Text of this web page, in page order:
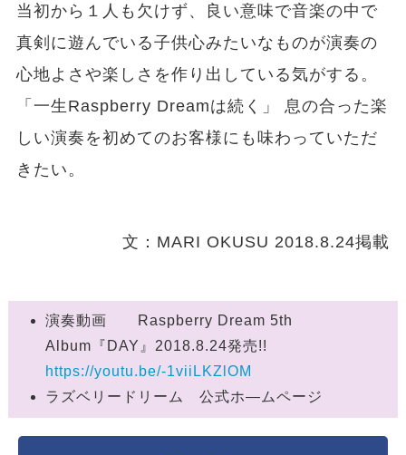
当初から１人も欠けず、良い意味で音楽の中で
真剣に遊んでいる子供心みたいなものが演奏の
心地よさや楽しさを作り出している気がする。
「一生Raspberry Dreamは続く」 息の合った楽
しい演奏を初めてのお客様にも味わっていただ
きたい。
文：MARI OKUSU 2018.8.24掲載
演奏動画 Raspberry Dream 5th
Album『DAY』2018.8.24発売!!
https://youtu.be/-1viiLKZlOM
ラズベリードリーム 公式ホ―ムページ